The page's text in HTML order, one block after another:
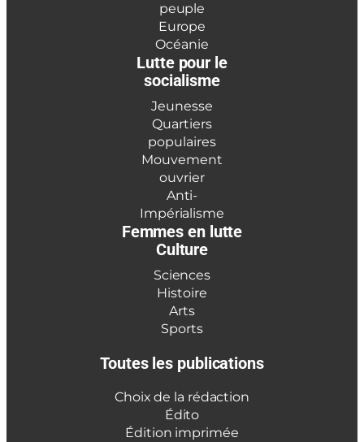
peuple
Europe
Océanie
Lutte pour le
socialisme
Jeunesse
Quartiers
populaires
Mouvement
ouvrier
Anti-
Impérialisme
Femmes en lutte
Culture
Sciences
Histoire
Arts
Sports
Toutes les publications
Choix de la rédaction
Édito
Édition imprimée